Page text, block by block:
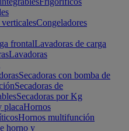
Congeladores
frontalLavadoras de carga
Lavadoras
Secadoras con bomba de
Secadoras de
Secadoras por Kg
placaHornos
Hornos multifunción
horno y